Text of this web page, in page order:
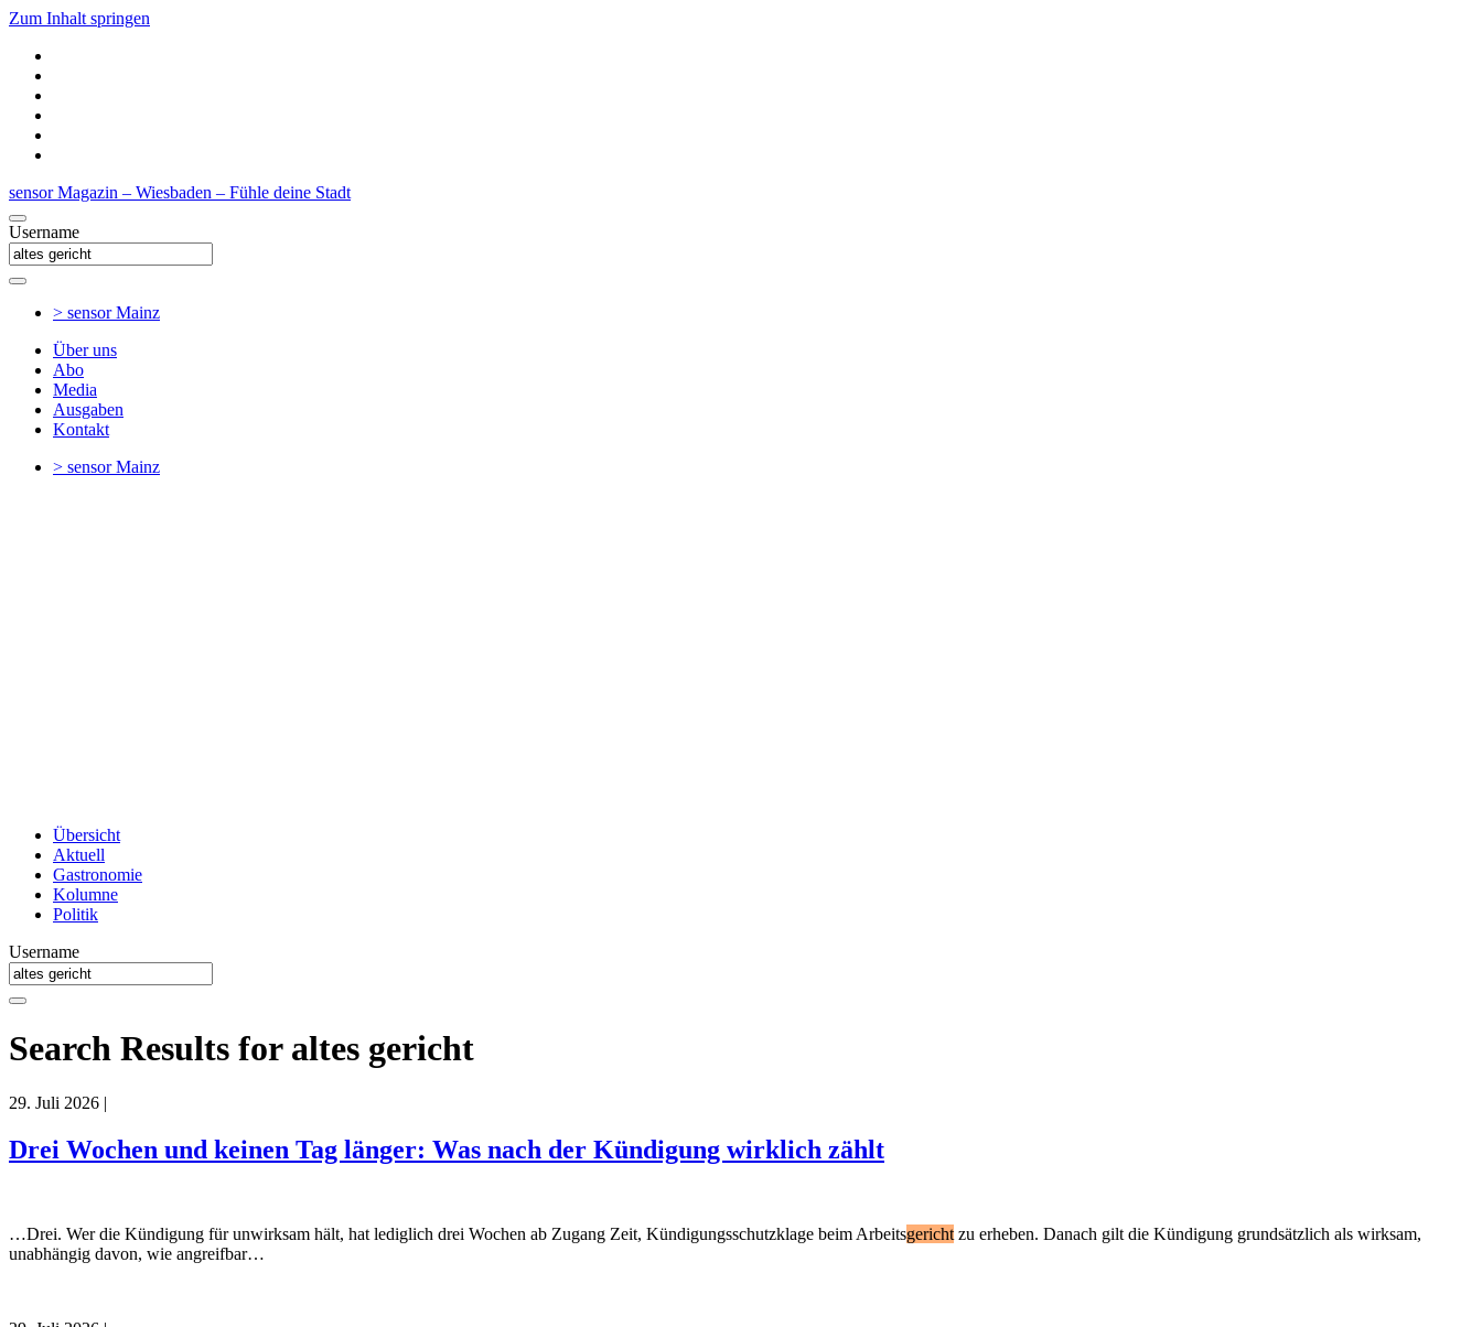
Zum Inhalt springen
sensor Magazin – Wiesbaden – Fühle deine Stadt
Username
> sensorMainz
Über uns
Abo
Media
Ausgaben
Kontakt
> sensorMainz
Übersicht
Aktuell
Gastronomie
Kolumne
Politik
Username
Search Results for altes gericht
29. Juli 2026 |
Drei Wochen und keinen Tag länger: Was nach der Kündigung wirklich zählt
…Drei. Wer die Kündigung für unwirksam hält, hat lediglich drei Wochen ab Zugang Zeit, Kündigungsschutzklage beim Arbeitsgericht zu erheben. Danach gilt die Kündigung grundsätzlich als wirksam,
unabhängig davon, wie angreifbar…